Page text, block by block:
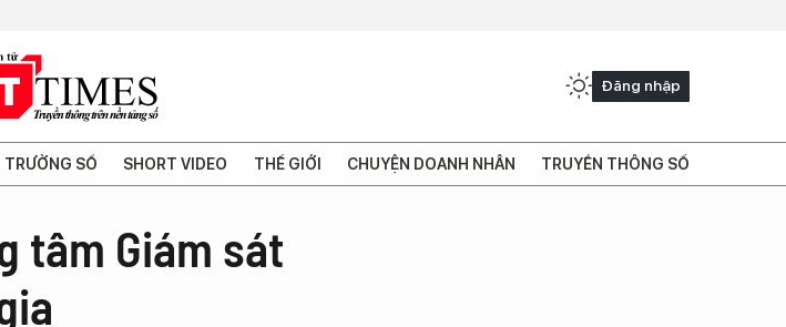
Đăng nhập
TRƯỜNG SỐ SHORT VIDEO THẾ GIỚI CHUYỆN DOANH NHÂN TRUYỀN THÔNG SỐ
tâm Giám sát